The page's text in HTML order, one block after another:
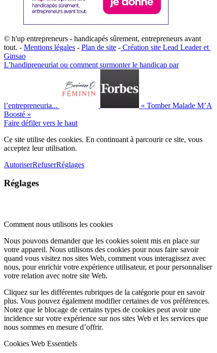
© h'up entrepreneurs - handicapés sûrement, entrepreneurs avant
tout. - Mentions légales - Plan de site - ​Création site ​​Lead Leader​ et ​
G​insao
L’handipreneuriat ou comment surmonter le handicap par
l’entrepreneuria...
« Tomber Malade M’A
Boosté »
Faire défiler vers le haut
Ce site utilise des cookies. En continuant à parcourir ce site, vous
acceptez leur utilisation.
AutoriserRefuserRéglages
Réglages
Comment nous utilisons les cookies
Nous pouvons demander que les cookies soient mis en place sur
votre appareil. Nous utilisons des cookies pour nous faire savoir
quand vous visitez nos sites Web, comment vous interagissez avec
nous, pour enrichir votre expérience utilisateur, et pour personnaliser
votre relation avec notre site Web.
Cliquez sur les différentes rubriques de la catégorie pour en savoir
plus. Vous pouvez également modifier certaines de vos préférences.
Notez que le blocage de certains types de cookies peut avoir une
incidence sur votre expérience sur nos sites Web et les services que
nous sommes en mesure d’offrir.
Cookies Web Essentiels